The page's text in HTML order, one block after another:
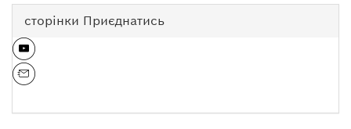
сторінки Приєднатись